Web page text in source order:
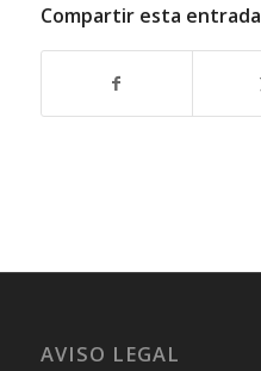
Compartir esta entrada
AVISO LEGAL